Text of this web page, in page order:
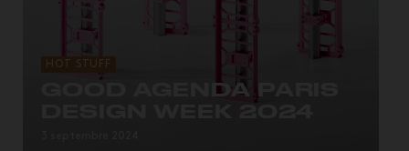
HOT STUFF
GOOD AGENDA PARIS